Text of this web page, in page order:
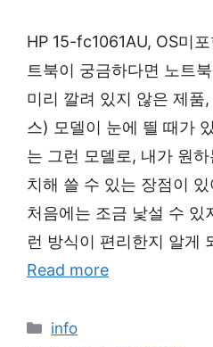
HP 15-fc1061AU, OS미
트북이 궁금하다면 노트
미리 깔려 있지 않은 제품
스) 모델이 눈에 띌 때가
는 그런 모델로, 내가 원
치해 쓸 수 있는 장점이
처음에는 조금 낯설 수 있
런 방식이 편리한지 알게
Read more
Categories
info